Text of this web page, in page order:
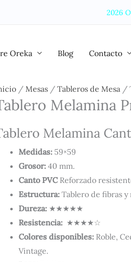
2026
Oreka Blog Contacto
/ Mesas/ Tableros de Mesa /
Melamina
Melamina
Medidas:59×59
Grosor:40 mm.
Canto PVCReforzado
Estructura:Tablero de fibras y
Dureza:★★★★★
Resistencia:★★★★☆
Colores disponibles:Roble,
Vintage.